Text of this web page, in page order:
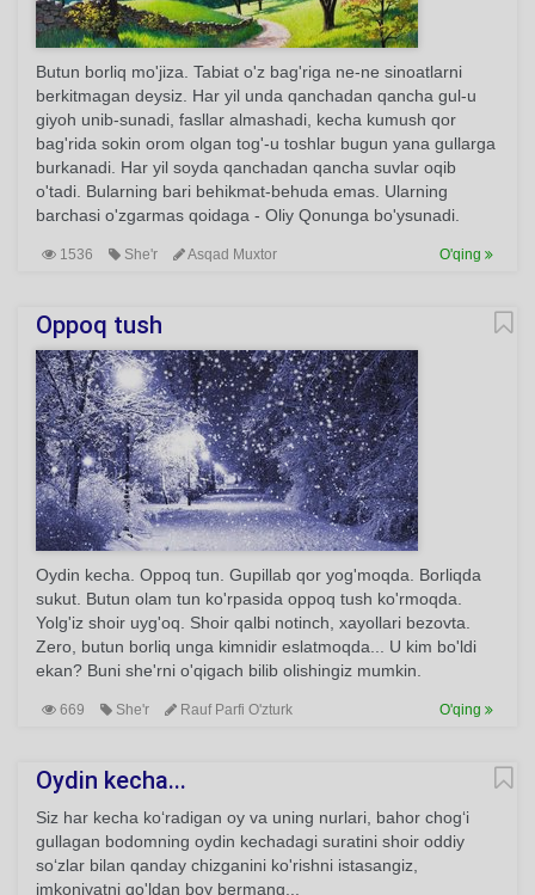
Butun borliq mo'jiza. Tabiat o'z bag'riga ne-ne sinoatlarni
berkitmagan deysiz. Har yil unda qanchadan qancha gul-u
giyoh unib-sunadi, fasllar almashadi, kecha kumush qor
bag'rida sokin orom olgan tog'-u toshlar bugun yana gullarga
burkanadi. Har yil soyda qanchadan qancha suvlar oqib
o'tadi. Bularning bari behikmat-behuda emas. Ularning
barchasi o'zgarmas qoidaga - Oliy Qonunga bo'ysunadi.
1536 She'r Asqad Muxtor O'qing
Oppoq tush
Oydin kecha. Oppoq tun. Gupillab qor yog'moqda. Borliqda
sukut. Butun olam tun ko'rpasida oppoq tush ko'rmoqda.
Yolg'iz shoir uyg'oq. Shoir qalbi notinch, xayollari bezovta.
Zero, butun borliq unga kimnidir eslatmoqda... U kim bo'ldi
ekan? Buni she'rni o'qigach bilib olishingiz mumkin.
669 She'r Rauf Parfi O'zturk O'qing
Oydin kecha...
Siz har kecha ko‘radigan oy va uning nurlari, bahor chog‘i
gullagan bodomning oydin kechadagi suratini shoir oddiy
so‘zlar bilan qanday chizganini ko'rishni istasangiz,
imkoniyatni qo'ldan boy bermang...